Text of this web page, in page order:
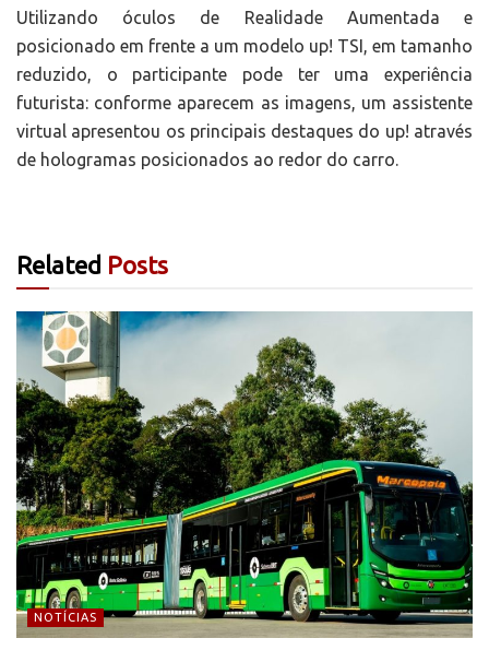
Utilizando óculos de Realidade Aumentada e
posicionado em frente a um modelo up! TSI, em tamanho
reduzido, o participante pode ter uma experiência
futurista: conforme aparecem as imagens, um assistente
virtual apresentou os principais destaques do up! através
de hologramas posicionados ao redor do carro.
Related Posts
NOTÍCIAS